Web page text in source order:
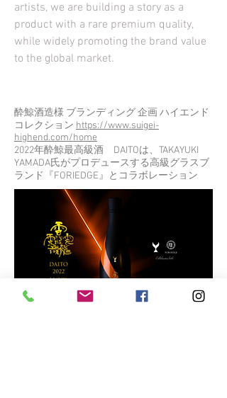
artists, we are building a story as a
product with a rare premium quality,
while widely promoting the brand value
to the global market.
酔鯨酒造様 ブランディング 企画 ハイエンド
コレクション https://www.suigei-
highend.com/home
2022年酔鯨最高級酒 DAITOは、TAKAYUKI
YAMADA氏がプロデュースする高級グラスブ
ランド『FORIEDGE』とコラボレーション